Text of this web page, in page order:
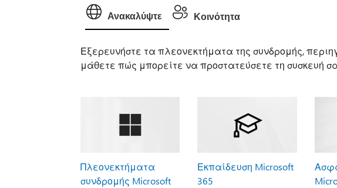
Ανακαλύψτε Κοινότητα
Εξερευνήστε τα πλεονεκτήματα της συνδρομής,
μάθετε πώς μπορείτε να προστατεύσετε τη συσκευή
Πλεονεκτήματα
συνδρομής Microsoft
Εκπαίδευση Microsoft
365